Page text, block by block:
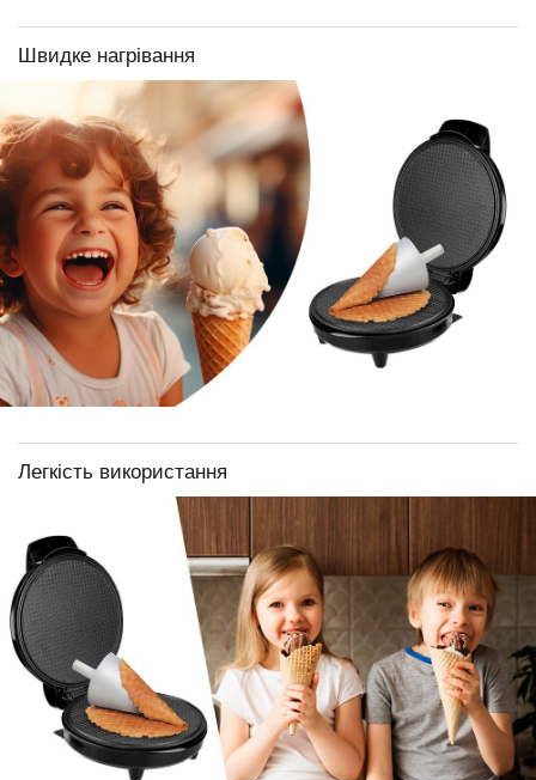
Швидке нагрівання
Легкість використання